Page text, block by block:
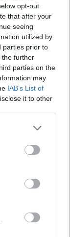
opt-out
that after your
seeing
utilized by
parties prior to
the further
parties on the
may
IAB’s List of
it to other